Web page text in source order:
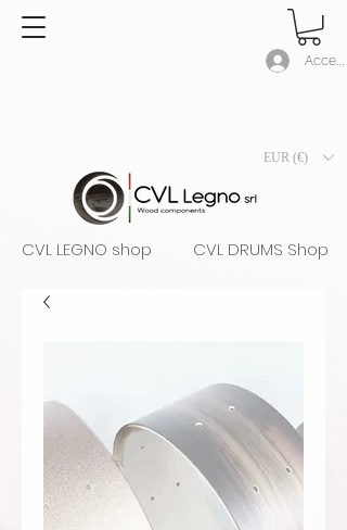
Accedi
EUR (€)
CVL LEGNO shop CVL DRUMS Shop